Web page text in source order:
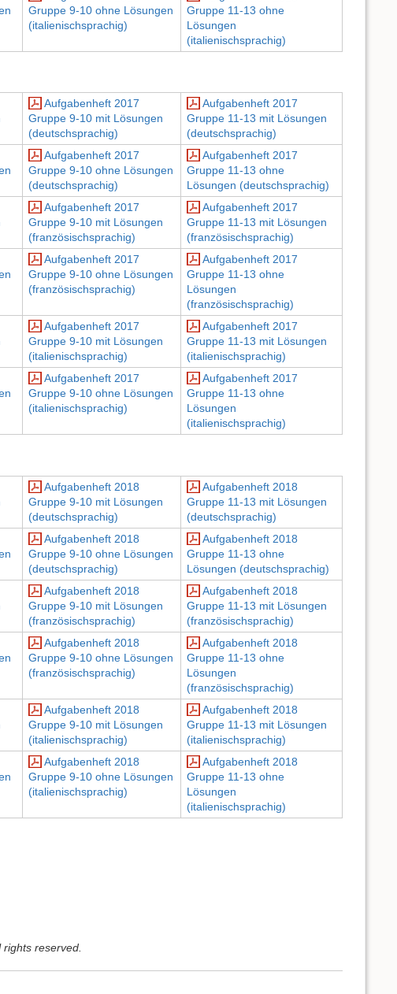
Gruppe 9-10 ohne Lösungen
(italienischsprachig)
Gruppe 11-13 ohne
Lösungen
(italienischsprachig)
Aufgabenheft 2017
Gruppe 9-10 mit Lösungen
(deutschsprachig)
Aufgabenheft 2017
Gruppe 11-13 mit Lösungen
(deutschsprachig)
Aufgabenheft 2017
Gruppe 9-10 ohne Lösungen
(deutschsprachig)
Aufgabenheft 2017
Gruppe 11-13 ohne
Lösungen (deutschsprachig)
Aufgabenheft 2017
Gruppe 9-10 mit Lösungen
(französischsprachig)
Aufgabenheft 2017
Gruppe 11-13 mit Lösungen
(französischsprachig)
Aufgabenheft 2017
Gruppe 9-10 ohne Lösungen
(französischsprachig)
Aufgabenheft 2017
Gruppe 11-13 ohne
Lösungen
(französischsprachig)
Aufgabenheft 2017
Gruppe 9-10 mit Lösungen
(italienischsprachig)
Aufgabenheft 2017
Gruppe 11-13 mit Lösungen
(italienischsprachig)
Aufgabenheft 2017
Gruppe 9-10 ohne Lösungen
(italienischsprachig)
Aufgabenheft 2017
Gruppe 11-13 ohne
Lösungen
(italienischsprachig)
Aufgabenheft 2018
Gruppe 9-10 mit Lösungen
(deutschsprachig)
Aufgabenheft 2018
Gruppe 11-13 mit Lösungen
(deutschsprachig)
Aufgabenheft 2018
Gruppe 9-10 ohne Lösungen
(deutschsprachig)
Aufgabenheft 2018
Gruppe 11-13 ohne
Lösungen (deutschsprachig)
Aufgabenheft 2018
Gruppe 9-10 mit Lösungen
(französischsprachig)
Aufgabenheft 2018
Gruppe 11-13 mit Lösungen
(französischsprachig)
Aufgabenheft 2018
Gruppe 9-10 ohne Lösungen
(französischsprachig)
Aufgabenheft 2018
Gruppe 11-13 ohne
Lösungen
(französischsprachig)
Aufgabenheft 2018
Gruppe 9-10 mit Lösungen
(italienischsprachig)
Aufgabenheft 2018
Gruppe 11-13 mit Lösungen
(italienischsprachig)
Aufgabenheft 2018
Gruppe 9-10 ohne Lösungen
(italienischsprachig)
Aufgabenheft 2018
Gruppe 11-13 ohne
Lösungen
(italienischsprachig)
reserved.